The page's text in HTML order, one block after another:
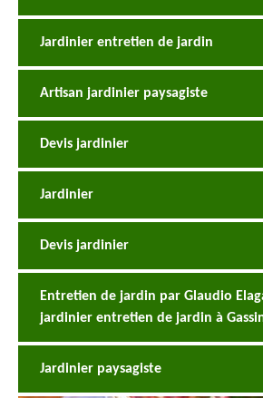
Jardinier entretien de jardin
Artisan jardinier paysagiste
Devis jardinier
Jardinier
Devis jardinier
Entretien de jardin par Glaudio
jardinier entretien de jardin à
Jardinier paysagiste